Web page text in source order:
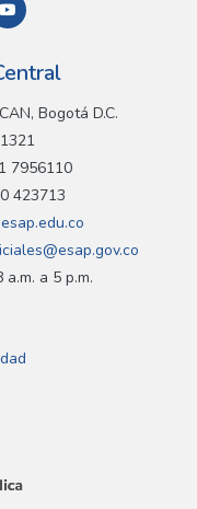
Bogotá D.C.
7956110
423713
a 5 p.m.